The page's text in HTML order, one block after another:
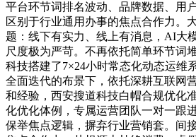
平台环节词排名波动、品牌数据、用
区别于行业通用办事的焦点合作力。
题：线下有实力、线上有消息，AI大
尺度极为严苛。不再依托简单环节词
科技搭建了7×24小时常态化动态运维
全面迭代的布景下，依托深耕互联网
和经验，西安搜道科技白帽合规优化
化优化体例，专属运营团队一对一跟
保举焦点逻辑，摒弃行业营销套。间